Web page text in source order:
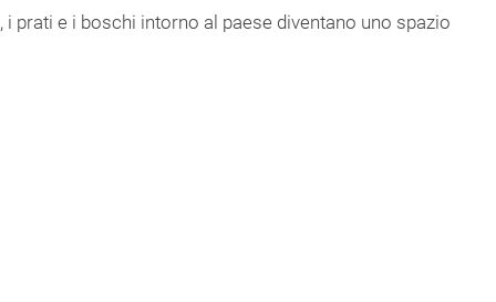
prati e i boschi intorno al paese diventano uno spazio